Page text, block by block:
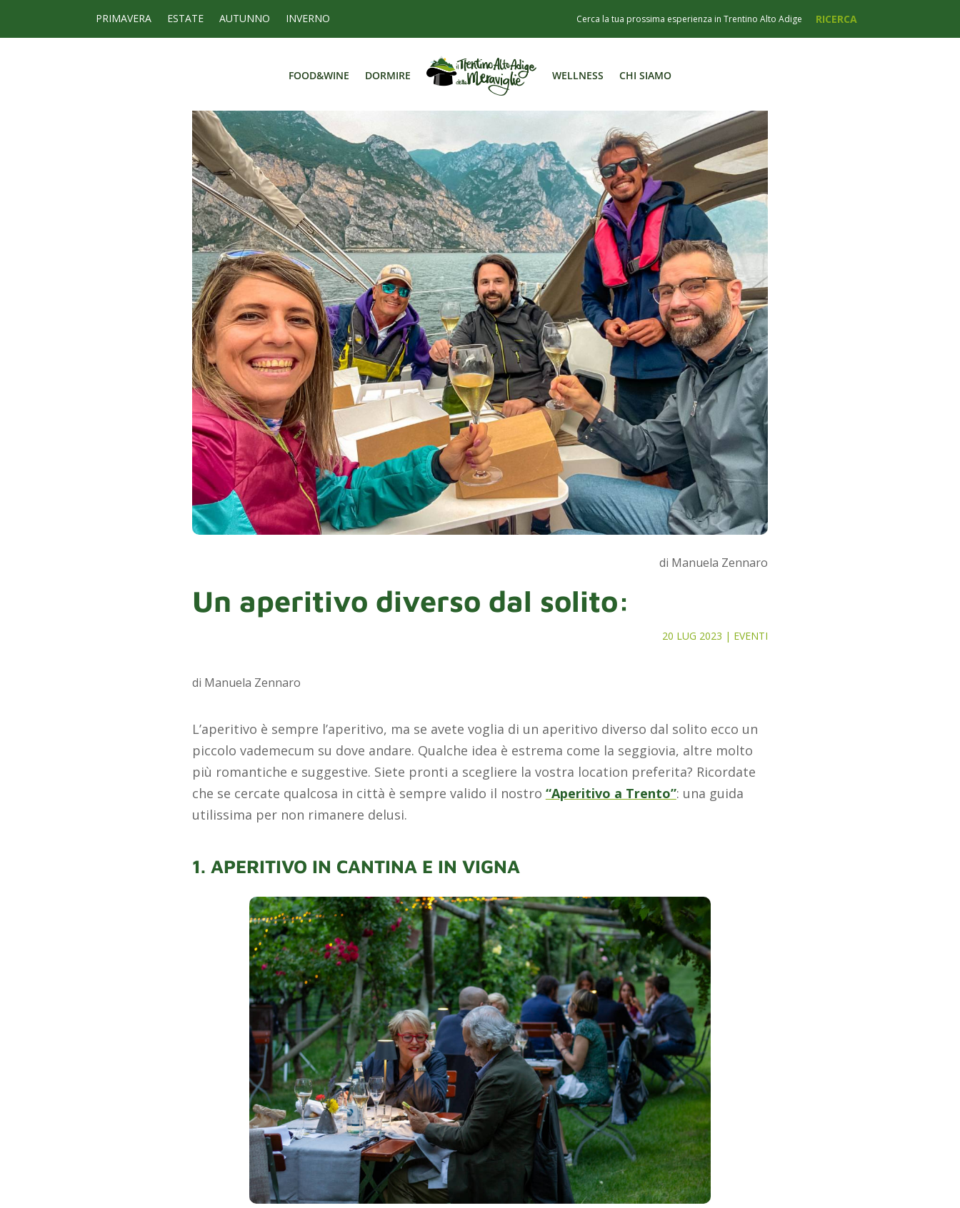
PRIMAVERA ESTATE AUTUNNO INVERNO
FOOD&WINE DORMIRE WELLNESS CHI SIAMO
di Manuela Zennaro
Un aperitivo diverso dal solito:
20 LUG 2023 | EVENTI
di Manuela Zennaro
L’aperitivo è sempre l’aperitivo, ma se avete voglia di un aperitivo diverso dal solito ecco un
piccolo vademecum su dove andare. Qualche idea è estrema come la seggiovia, altre molto
più romantiche e suggestive. Siete pronti a scegliere la vostra location preferita? Ricordate
che se cercate qualcosa in città è sempre valido il nostro “Aperitivo a Trento”: una guida
utilissima per non rimanere delusi.
1. APERITIVO IN CANTINA E IN VIGNA